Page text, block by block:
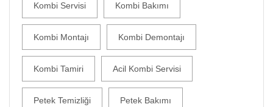
Kombi Servisi Kombi Bakımı
Kombi Montajı Kombi Demontajı
Kombi Tamiri Acil Kombi Servisi
Petek Temizliği Petek Bakımı